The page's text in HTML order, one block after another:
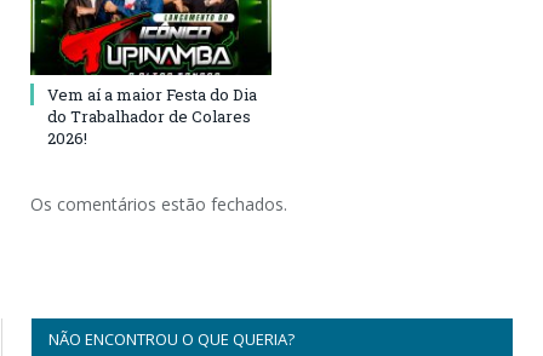
Vem aí a maior Festa do Dia
do Trabalhador de Colares
2026!
Os comentários estão fechados.
NÃO ENCONTROU O QUE QUERIA?